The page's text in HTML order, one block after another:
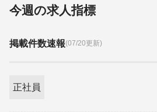
今週の求人指標
掲載件数速報(07/20更新)
正社員